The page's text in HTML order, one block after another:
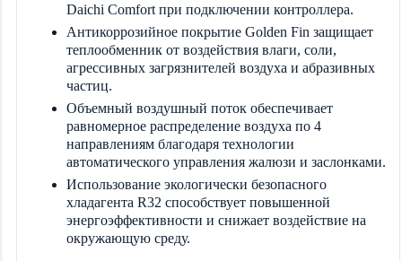
Daichi Comfort при подключении контроллера.
Антикоррозийное покрытие Golden Fin защищает
теплообменник от воздействия влаги, соли,
агрессивных загрязнителей воздуха и абразивных
частиц.
Объемный воздушный поток обеспечивает
равномерное распределение воздуха по 4
направлениям благодаря технологии
автоматического управления жалюзи и заслонками.
Использование экологически безопасного
хладагента R32 способствует повышенной
энергоэффективности и снижает воздействие на
окружающую среду.